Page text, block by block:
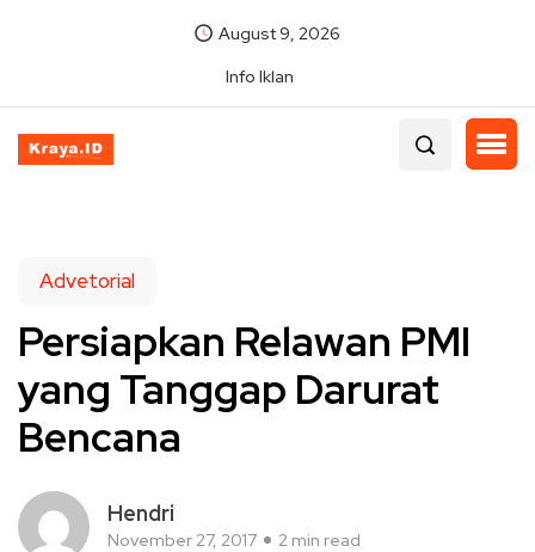
August 9, 2026
Info Iklan
Advetorial
Persiapkan Relawan PMI
yang Tanggap Darurat
Bencana
Hendri
November 27, 2017 2 min read